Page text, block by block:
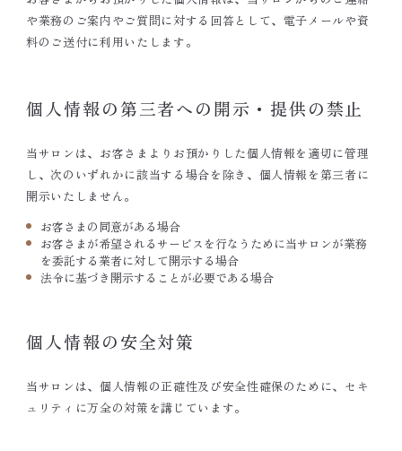
や業務のご案内やご質問に対する回答として、電子メールや資
料のご送付に利用いたします。
個人情報の第三者への開示・提供の禁止
当サロンは、お客さまよりお預かりした個人情報を適切に管理
し、次のいずれかに該当する場合を除き、個人情報を第三者に
開示いたしません。
お客さまの同意がある場合
お客さまが希望されるサービスを行なうために当サロンが業務
を委託する業者に対して開示する場合
法令に基づき開示することが必要である場合
個人情報の安全対策
当サロンは、個人情報の正確性及び安全性確保のために、セキ
ュリティに万全の対策を講じています。